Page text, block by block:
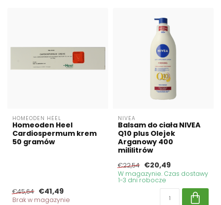
HOMEODEN HEEL
Homeoden Heel
Cardiospermum krem
50 gramów
€45,64 €41,49
Brak w magazynie
NIVEA
Balsam do ciała NIVEA
Q10 plus Olejek
Arganowy 400
mililitrów
€22,54 €20,49
W magazynie. Czas dostawy
1-3 dni robocze